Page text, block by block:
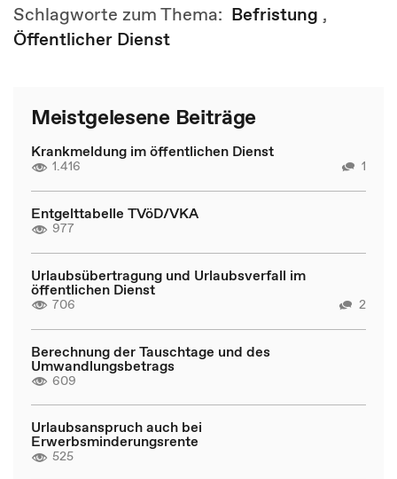
Schlagworte zum Thema: Befristung ,
Öffentlicher Dienst
Meistgelesene Beiträge
Krankmeldung im öffentlichen Dienst
1.416 1
Entgelttabelle TVöD/VKA
977
Urlaubsübertragung und Urlaubsverfall im
öffentlichen Dienst
706 2
Berechnung der Tauschtage und des
Umwandlungsbetrags
609
Urlaubsanspruch auch bei
Erwerbsminderungsrente
525